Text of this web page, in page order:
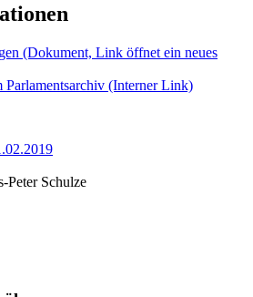
(Dokument, Link öffnet ein neues
(Interner Link)
Peter Schulze